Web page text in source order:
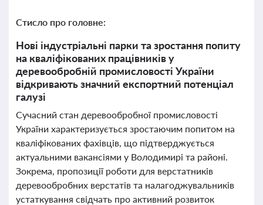
Стисло про головне:
Нові індустріальні парки та зростання попиту
на кваліфікованих працівників у
деревообробній промисловості України
відкривають значний експортний потенціал
галузі
Сучасний стан деревообробної промисловості
України характеризується зростаючим попитом на
кваліфікованих фахівців, що підтверджується
актуальними вакансіями у Володимирі та районі.
Зокрема, пропозиції роботи для верстатників
деревообробних верстатів та налагоджувальників
устаткування свідчать про активний розвиток